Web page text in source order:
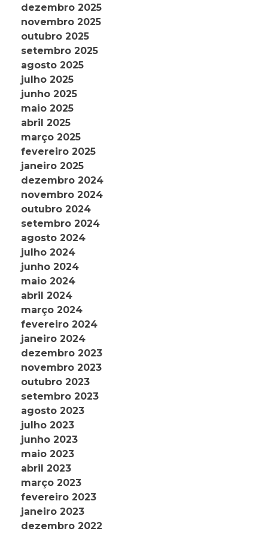
dezembro 2025
novembro 2025
outubro 2025
setembro 2025
agosto 2025
julho 2025
junho 2025
maio 2025
abril 2025
março 2025
fevereiro 2025
janeiro 2025
dezembro 2024
novembro 2024
outubro 2024
setembro 2024
agosto 2024
julho 2024
junho 2024
maio 2024
abril 2024
março 2024
fevereiro 2024
janeiro 2024
dezembro 2023
novembro 2023
outubro 2023
setembro 2023
agosto 2023
julho 2023
junho 2023
maio 2023
abril 2023
março 2023
fevereiro 2023
janeiro 2023
dezembro 2022